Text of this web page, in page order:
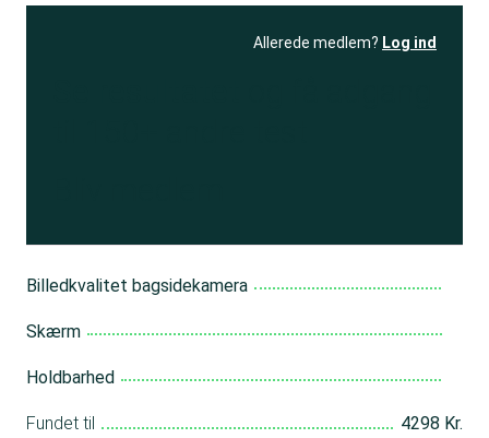
Allerede medlem? Log ind
Billedkvalitet bagsidekamera
Skærm
Holdbarhed
Fundet til 4298 Kr.